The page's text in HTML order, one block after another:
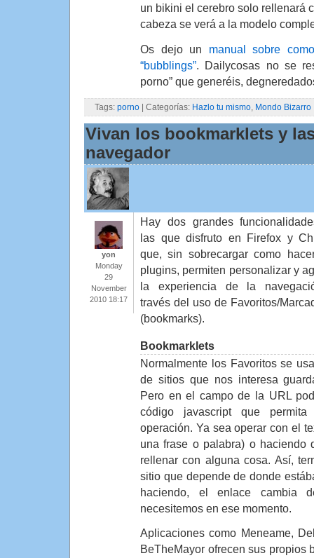
un bikini el cerebro solo rellenará
cabeza se verá a la modelo
Os dejo un manual sobre
“bubblings” . Dailycosas no se
porno” que generéis,
Tags: porno | Categorías: Hazlo tu mismo, Mondo Bizarro
Vivan los bookmarklets y
navegador
yon
Monday
29
November
2010 18:17
Hay dos grandes
las que disfruto en Firefox y
que, sin sobrecargar como
plugins, permiten personalizar y
la experiencia de la
través del uso de Favoritos/
(bookmarks).
Bookmarklets
Normalmente los Favoritos se
de sitios que nos interesa
Pero en el campo de la URL
código javascript que
operación. Ya sea operar con el
una frase o palabra) o haciendo
rellenar con alguna cosa. Así,
sitio que depende de donde
haciendo, el enlace cambia
necesitemos en ese momento.
Aplicaciones como Meneame,
BeTheMayor ofrecen sus propios